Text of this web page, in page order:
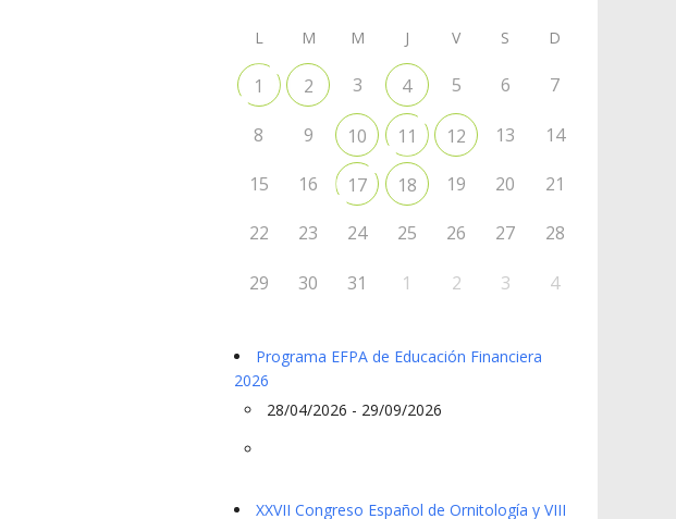
L M M J V S D
1 2 3 4 5 6 7
8 9 10 11 12 13 14
15 16 17 18 19 20 21
22 23 24 25 26 27 28
29 30 31 1 2 3 4
Programa EFPA de Educación Financiera
2026
28/04/2026 - 29/09/2026
XXVII Congreso Español de Ornitología y VIII